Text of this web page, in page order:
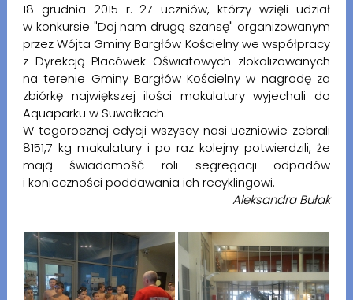
18 grudnia 2015 r. 27 uczniów, którzy wzięli udział
w konkursie "Daj nam drugą szansę" organizowanym
przez Wójta Gminy Bargłów Kościelny we współpracy
z Dyrekcją Placówek Oświatowych zlokalizowanych
na terenie Gminy Bargłów Kościelny w nagrodę za
zbiórkę największej ilości makulatury wyjechali do
Aquaparku w Suwałkach.
W tegorocznej edycji wszyscy nasi uczniowie zebrali
8151,7 kg makulatury i po raz kolejny potwierdzili, że
mają świadomość roli segregacji odpadów
i konieczności poddawania ich recyklingowi.
Aleksandra Bułak